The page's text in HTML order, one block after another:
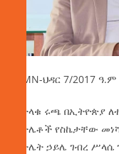
AMN-ህዳር 7/2017 ዓ.ም
የታላቁ ሩጫ በኢትዮጵያ
አትሌቶች የስኬታቸው
አትሌት ኃይሌ ገብረ ሥላሴ